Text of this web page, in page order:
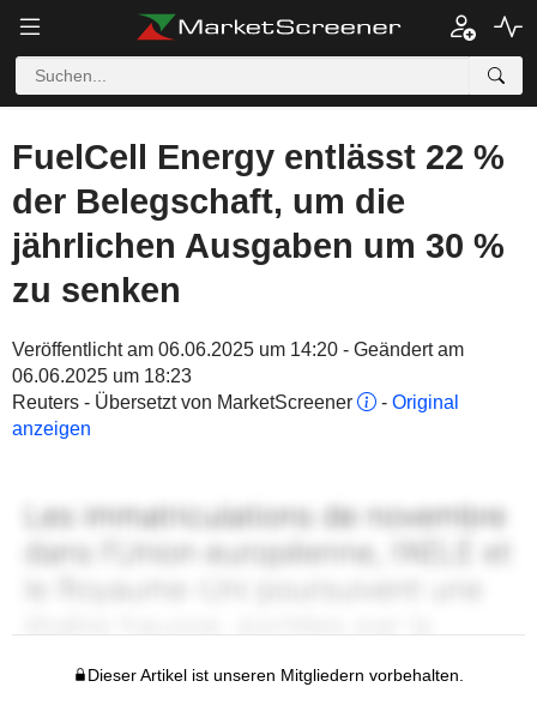
FuelCell Energy entlässt 22 %
der Belegschaft, um die
jährlichen Ausgaben um 30 %
zu senken
Veröffentlicht am 06.06.2025 um 14:20 - Geändert am
06.06.2025 um 18:23
Reuters - Übersetzt von MarketScreener
- Original
anzeigen
Dieser Artikel ist unseren Mitgliedern vorbehalten.